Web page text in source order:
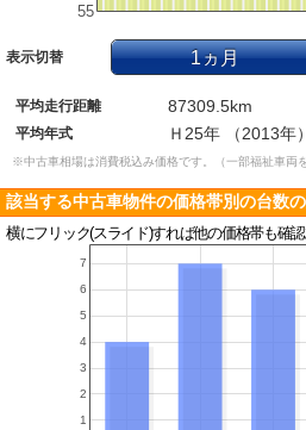
55
表示切替 1ヵ月
平均走行距離 87309.5km
平均年式 Ｈ25年 （2013年）
※中古車相場は消費税込み価格です。（一部福祉車両を
該当する中古車物件の価格帯別の台数
横にフリック(スライド)すれば他の価格帯も確